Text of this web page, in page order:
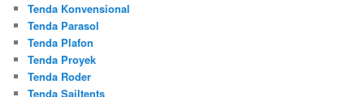
Tenda Konvensional
Tenda Parasol
Tenda Plafon
Tenda Proyek
Tenda Roder
Tenda Sailtents